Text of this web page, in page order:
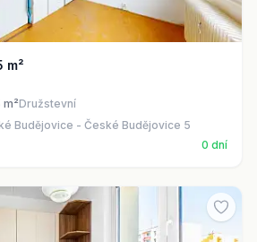
m²
m²Družstevní
Budějovice - České Budějovice 5
0 dní